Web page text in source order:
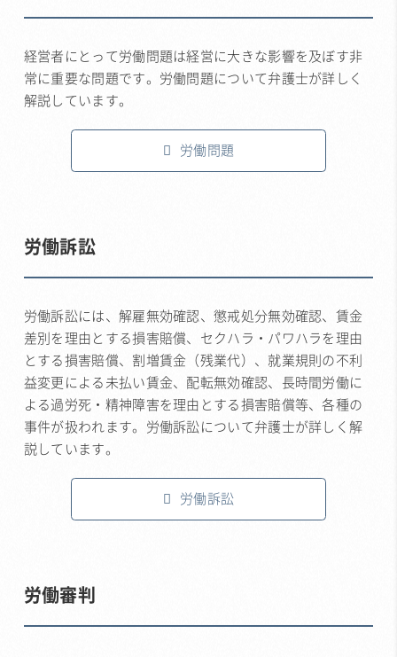
経営者にとって労働問題は経営に大きな影響を及ぼす非
常に重要な問題です。労働問題について弁護士が詳しく
解説しています。
労働問題
労働訴訟
労働訴訟には、解雇無効確認、懲戒処分無効確認、賃金
差別を理由とする損害賠償、セクハラ・パワハラを理由
とする損害賠償、割増賃金（残業代）、就業規則の不利
益変更による未払い賃金、配転無効確認、長時間労働に
よる過労死・精神障害を理由とする損害賠償等、各種の
事件が扱われます。労働訴訟について弁護士が詳しく解
説しています。
労働訴訟
労働審判